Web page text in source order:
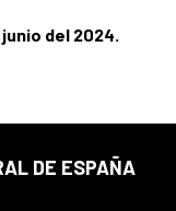
del 2024.
DE ESPAÑA